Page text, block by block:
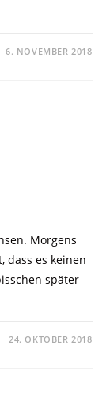
6. NOVEMBER 2018
Morgens
dass es keinen
später
24. OKTOBER 2018